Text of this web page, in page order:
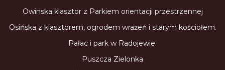
Owinska klasztor z Parkiem orientacji przestrzennej
Osińska z klasztorem, ogrodem wrażeń i starym kościołem.
Pałac i park w Radojewie.
Puszcza Zielonka